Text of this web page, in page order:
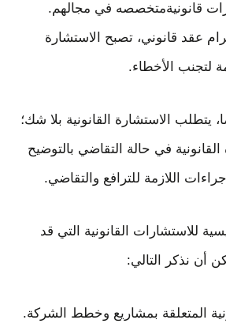
قانونيةمتخصصه في مجالهم.
عقد قانوني، تصبح الاستشارة
لتجنب الأخطاء.
يتطلب الاستشارة القانونية بلا شك؛
في حالة التقاضي بالتوضيح
اللازمة للترافع والتقاضي.
للاستشارات القانونية التي قد
أن نذكر التالي:
المتعلقة بمشاريع وخطط الشركة.